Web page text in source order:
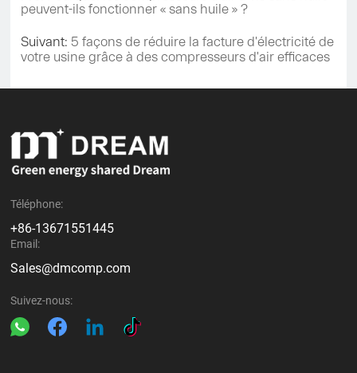
peuvent-ils fonctionner « sans huile » ?
Suivant: 5 façons de réduire la facture d'électricité de
votre usine grâce à des compresseurs d'air efficaces
Téléphone:
+86-13671551445
Email:
Sales@dmcomp.com
Suivez-nous: